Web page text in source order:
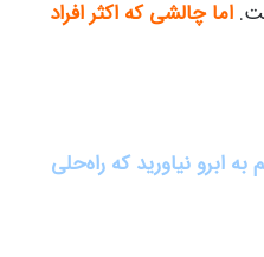
اما چالشی که اکثر افراد
ولی خم به ابرو نیاورید که راه‌‎حلی